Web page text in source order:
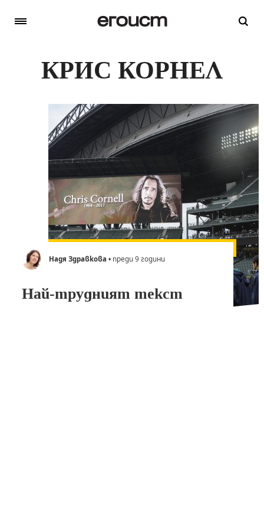
КРИС КОРНЕЛ
Надя Здравкова • преди 9 години
Най-трудният текст